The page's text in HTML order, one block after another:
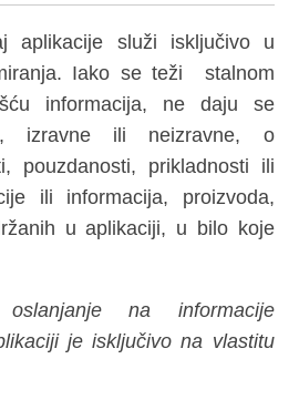
aplikacije služi isključivo u
Iako se teži stalnom
informacija, ne daju se
izravne ili neizravne, o
pouzdanosti, prikladnosti ili
ili informacija, proizvoda,
u aplikaciji, u bilo koje
na informacije
je isključivo na vlastitu